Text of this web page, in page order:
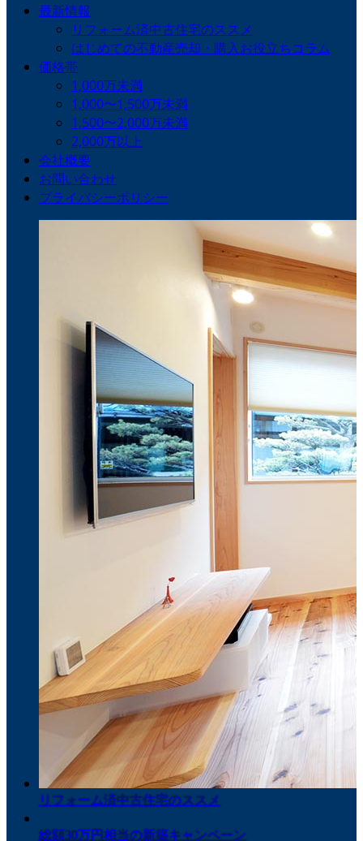
最新情報
リフォーム済中古住宅のススメ
はじめての不動産売却・購入お役立ちコラム
価格帯
1,000万未満
1,000〜1,500万未満
1,500〜2,000万未満
2,000万以上
会社概要
お問い合わせ
プライバシーポリシー
リフォーム済中古住宅のススメ
総額30万円相当の新築キャンペーン